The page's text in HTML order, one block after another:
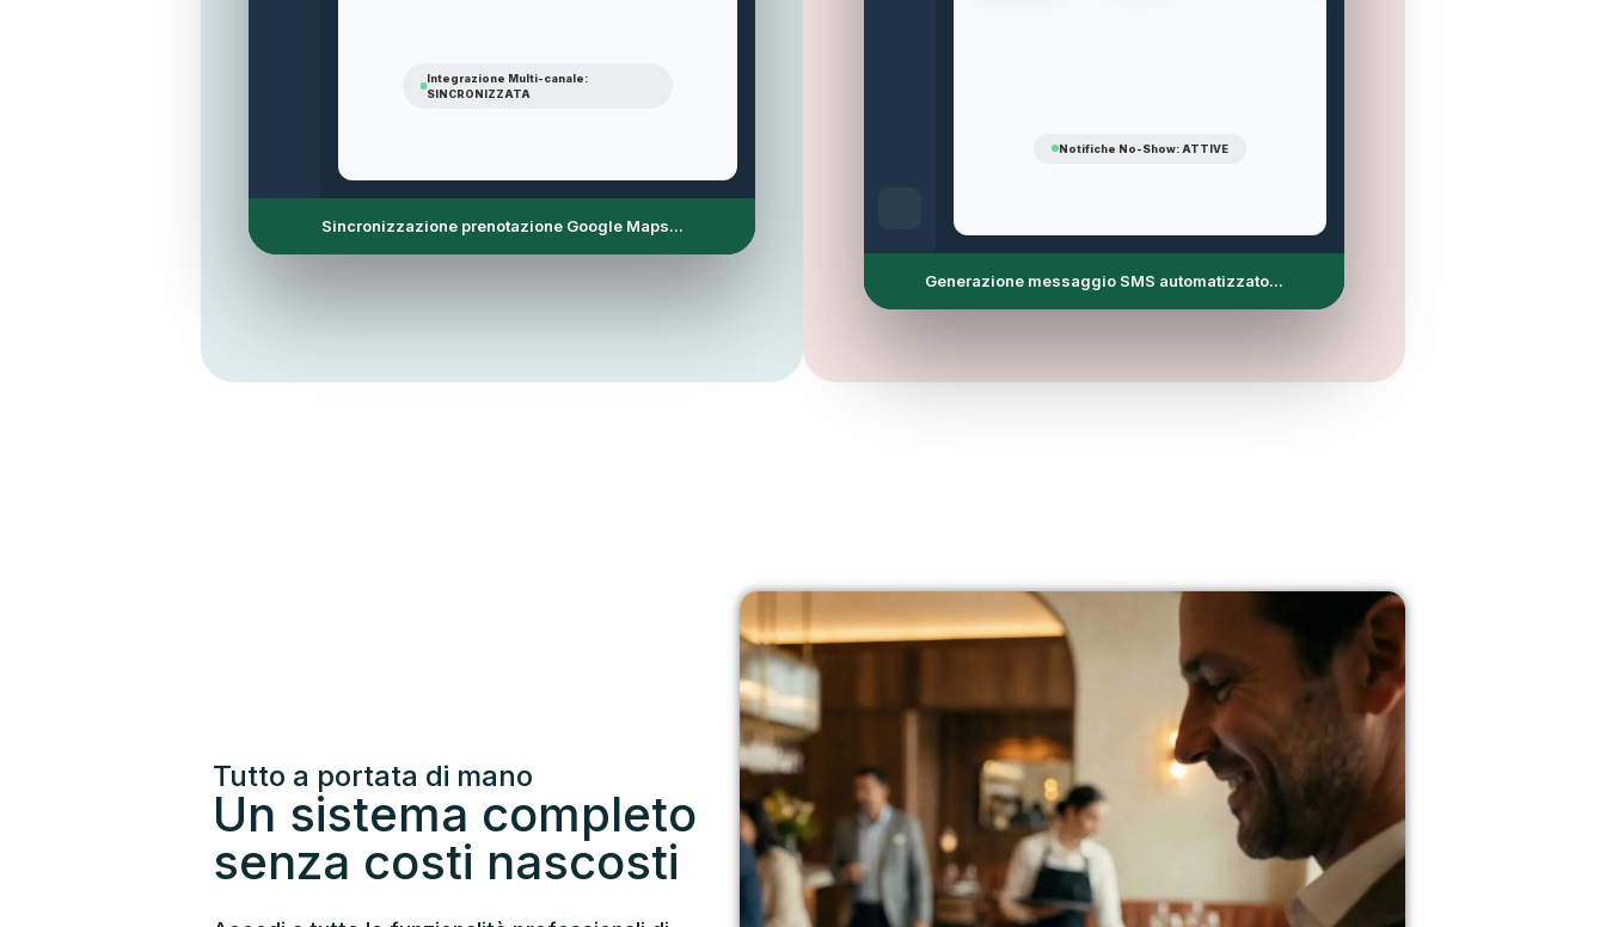
Integrazione Multi-canale:
SINCRONIZZATA
Notifica push da App Octotable...
Notifiche No-Show: ATTIVE
Invio Email di cortesia per Giulia F....
Tutto a portata di mano
Un sistema completo
senza costi nascosti